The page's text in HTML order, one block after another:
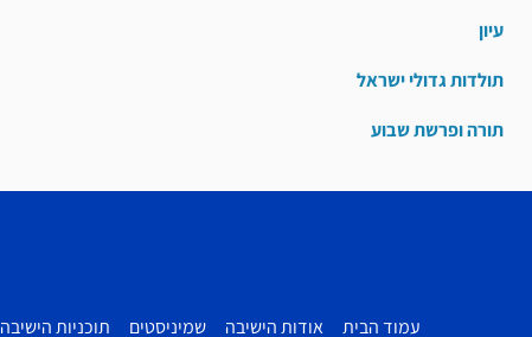
עיון
תולדות גדולי ישראל
תורה ופרשת שבוע
עמוד הבית אודות הישיבה שמיניסטים תוכניות הישיבה